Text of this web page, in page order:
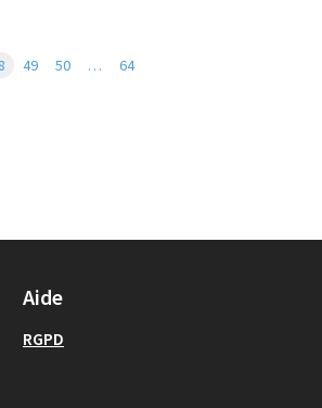
49 50 …
64
Aide
RGPD